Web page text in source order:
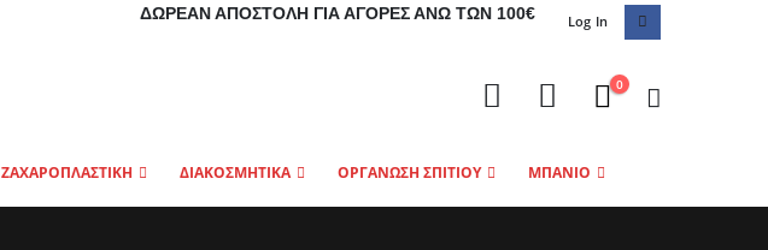
ΔΩΡΕΆΝ ΑΠΟΣΤΟΛΉ ΓΙΑ ΑΓΟΡΈΣ ΆΝΩ ΤΩΝ 100€ Log In
0
ΖΑΧΑΡΟΠΛΑΣΤΙΚΗ ΔΙΑΚΟΣΜΗΤΙΚΑ ΟΡΓΑΝΩΣΗ ΣΠΙΤΙΟΥ ΜΠΑΝΙΟ